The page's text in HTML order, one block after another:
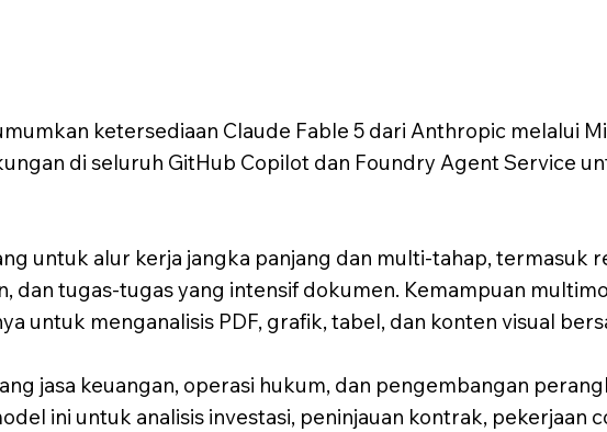
ketersediaan Claude Fable 5 dari Anthropic melalui
di seluruh GitHub Copilot dan Foundry Agent Service
untuk alur kerja jangka panjang dan multi-tahap, termasuk
dan tugas-tugas yang intensif dokumen. Kemampuan
untuk menganalisis PDF, grafik, tabel, dan konten visual
jasa keuangan, operasi hukum, dan pengembangan
ini untuk analisis investasi, peninjauan kontrak, pekerjaan